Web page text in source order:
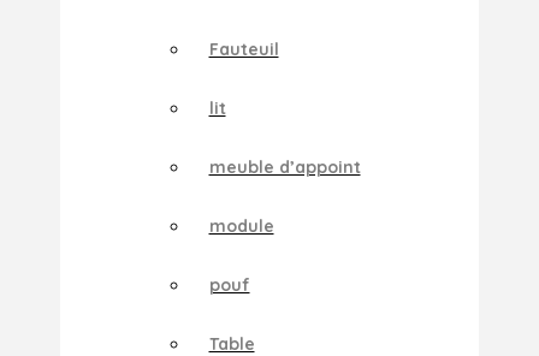
Fauteuil
lit
meuble d’appoint
module
pouf
Table